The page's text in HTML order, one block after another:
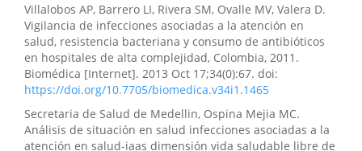
Villalobos AP, Barrero LI, Rivera SM, Ovalle MV, Valera D.
Vigilancia de infecciones asociadas a la atención en
salud, resistencia bacteriana y consumo de antibióticos
en hospitales de alta complejidad, Colombia, 2011.
Biomédica [Internet]. 2013 Oct 17;34(0):67. doi:
https://doi.org/10.7705/biomedica.v34i1.1465
Secretaria de Salud de Medellin, Ospina Mejia MC.
Análisis de situación en salud infecciones asociadas a la
atención en salud-iaas dimensión vida saludable libre de